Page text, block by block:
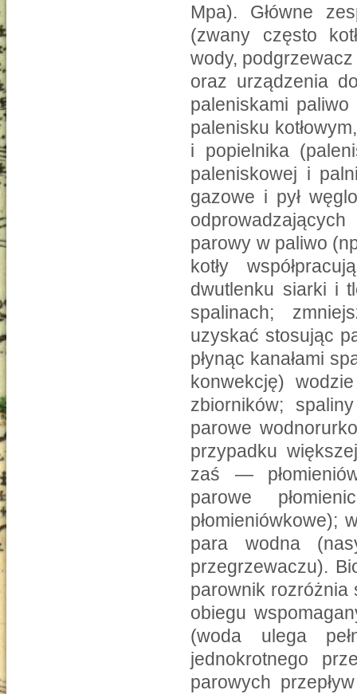
Mpa). Główne
(zwany często
wody,
oraz urządzenia
paleniskami
palenisku
i popielnika
paleniskowej i
gazowe i pył
parowy w paliwo
kotły
dwutlenku siarki i
spalinach;
uzyskać stosując
płynąc kanałami
konwekcję)
zbiorników;
parowe
przypadku
zaś —
parowe
płomieniówkowe);
para wodna
przegrzewaczu).
parownik rozróżnia
obiegu
(woda ulega
jednokrotnego
parowych